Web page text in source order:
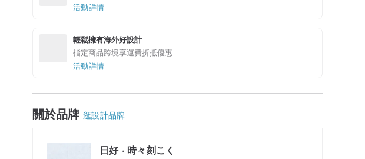
活動詳情
輕鬆擁有海外好設計
指定商品跨境享運費折抵優惠
活動詳情
關於品牌 逛設計品牌
日好 · 時々刻こく